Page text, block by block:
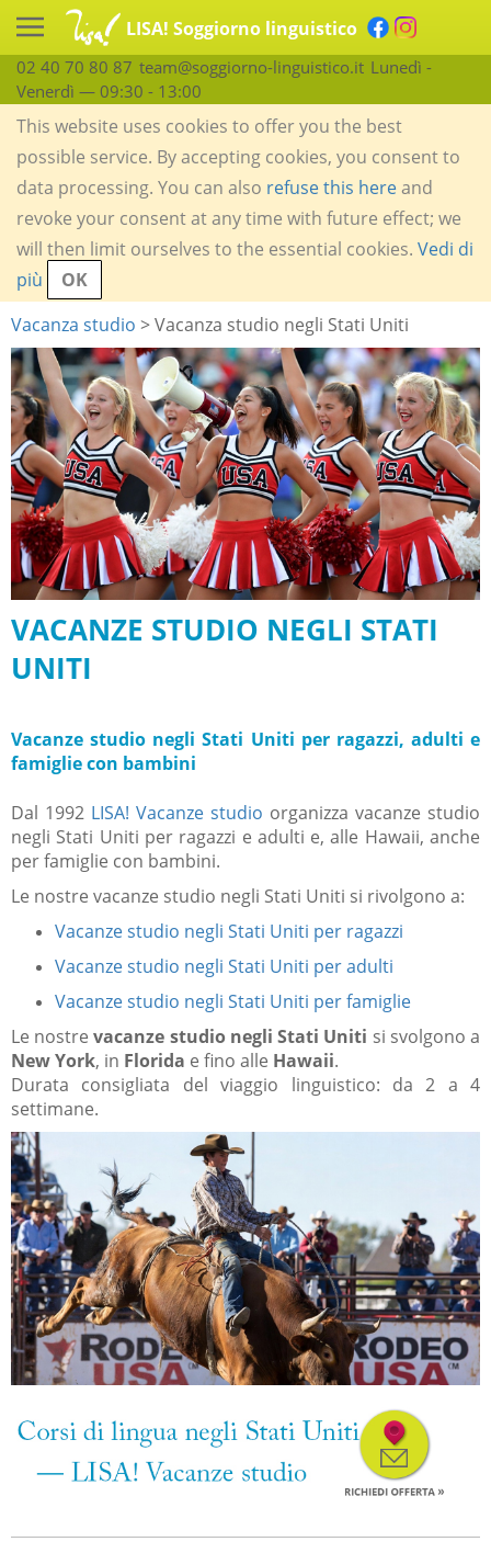
LISA! Soggiorno linguistico
02 40 70 80 87 team@soggiorno-linguistico.it Lunedì -
Venerdì — 09:30 - 13:00
This website uses cookies to offer you the best
possible service. By accepting cookies, you consent to
data processing. You can also refuse this hereand
revoke your consent at any time with future effect; we
will then limit ourselves to the essential cookies. Vedi di
più
OK
Vacanza studio > Vacanza studio negli Stati Uniti
VACANZE STUDIO NEGLI STATI
UNITI
Vacanze studio negli Stati Uniti per ragazzi, adulti e
famiglie con bambini
Dal 1992 LISA! Vacanze studio organizza vacanze studio
negli Stati Uniti per ragazzi e adulti e, alle Hawaii, anche
per famiglie con bambini.
Le nostre vacanze studio negli Stati Uniti si rivolgono a:
Vacanze studio negli Stati Uniti per ragazzi
Vacanze studio negli Stati Uniti per adulti
Vacanze studio negli Stati Uniti per famiglie
Le nostrevacanze studio negli Stati Uniti si svolgono a
New York, in Florida e fino alle Hawaii.
Durata consigliata del viaggio linguistico: da 2 a 4
settimane.